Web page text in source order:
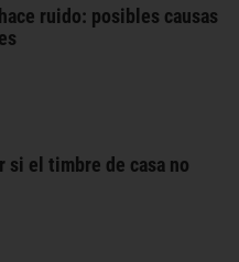
ruido: posibles causas
si el timbre de casa no